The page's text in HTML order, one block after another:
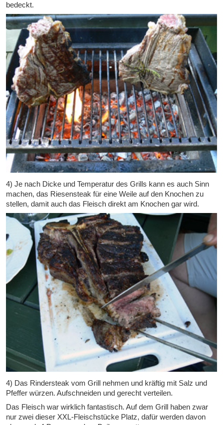
bedeckt.
4) Je nach Dicke und Temperatur des Grills kann es auch Sinn
machen, das Riesensteak für eine Weile auf den Knochen zu
stellen, damit auch das Fleisch direkt am Knochen gar wird.
4) Das Rindersteak vom Grill nehmen und kräftig mit Salz und
Pfeffer würzen. Aufschneiden und gerecht verteilen.
Das Fleisch war wirklich fantastisch. Auf dem Grill haben zwar
nur zwei dieser XXL-Fleischstücke Platz, dafür werden davon